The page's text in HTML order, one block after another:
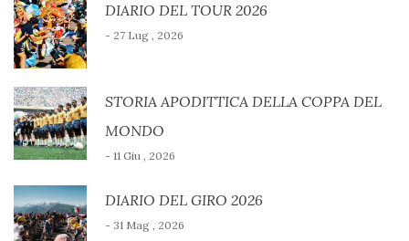
DIARIO DEL TOUR 2026
- 27 Lug , 2026
STORIA APODITTICA DELLA COPPA DEL
MONDO
- 11 Giu , 2026
DIARIO DEL GIRO 2026
- 31 Mag , 2026